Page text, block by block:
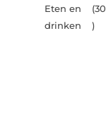
Eten en
drinken
(30
)